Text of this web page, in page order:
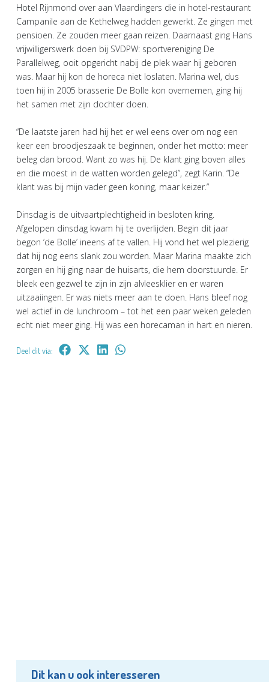
Hotel Rijnmond over aan Vlaardingers die in hotel-restaurant
Campanile aan de Kethelweg hadden gewerkt. Ze gingen met
pensioen. Ze zouden meer gaan reizen. Daarnaast ging Hans
vrijwilligerswerk doen bij SVDPW: sportvereniging De
Parallelweg, ooit opgericht nabij de plek waar hij geboren
was. Maar hij kon de horeca niet loslaten. Marina wel, dus
toen hij in 2005 brasserie De Bolle kon overnemen, ging hij
het samen met zijn dochter doen.
“De laatste jaren had hij het er wel eens over om nog een
keer een broodjeszaak te beginnen, onder het motto: meer
beleg dan brood. Want zo was hij. De klant ging boven alles
en die moest in de watten worden gelegd”, zegt Karin. “De
klant was bij mijn vader geen koning, maar keizer.”
Dinsdag is de uitvaartplechtigheid in besloten kring.
Afgelopen dinsdag kwam hij te overlijden. Begin dit jaar
begon ‘de Bolle’ ineens af te vallen. Hij vond het wel plezierig
dat hij nog eens slank zou worden. Maar Marina maakte zich
zorgen en hij ging naar de huisarts, die hem doorstuurde. Er
bleek een gezwel te zijn in zijn alvleesklier en er waren
uitzaaiingen. Er was niets meer aan te doen. Hans bleef nog
wel actief in de lunchroom – tot het een paar weken geleden
echt niet meer ging. Hij was een horecaman in hart en nieren.
Deel dit via:
Dit kan u ook interesseren